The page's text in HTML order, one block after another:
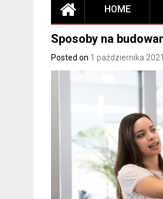
HOME
Sposoby na
Posted on 1 października 2021